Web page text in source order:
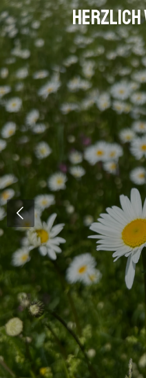
Zum
Hauptinhalt
springen
Herzlich